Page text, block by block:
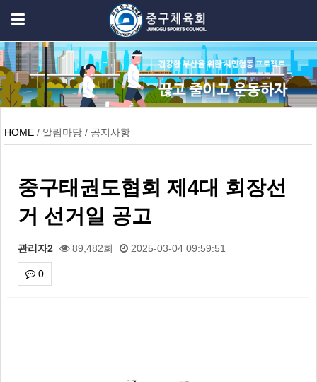
HOME / 알림마당 / 공지사항
중구태권도협회 제4대 회장선
거 선거일 공고
관리자2 89,482회 2025-03-04 09:59:51
0